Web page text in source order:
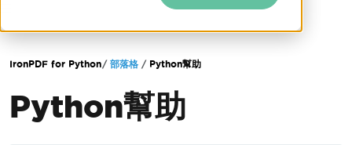
跳至頁尾內容
IronPDF for Python 部落格 Python幫助
Python幫助